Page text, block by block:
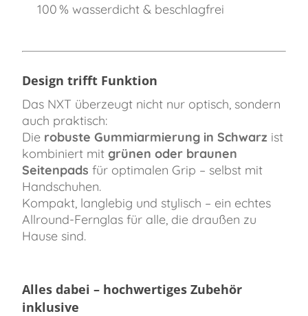
100 % wasserdicht & beschlagfrei
Design trifft Funktion
Das NXT überzeugt nicht nur optisch, sondern
auch praktisch:
Die robuste Gummiarmierung in Schwarz ist
kombiniert mit grünen oder braunen
Seitenpads für optimalen Grip – selbst mit
Handschuhen.
Kompakt, langlebig und stylisch – ein echtes
Allround-Fernglas für alle, die draußen zu
Hause sind.
Alles dabei – hochwertiges Zubehör
inklusive